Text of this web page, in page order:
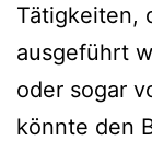
Tätigkeiten,
ausgeführt
oder sogar
könnte den